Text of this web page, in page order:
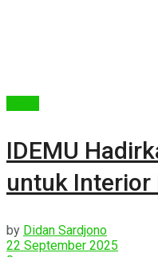
IDEMU
untuk Interior
by Didan Sardjono
22 September 2025